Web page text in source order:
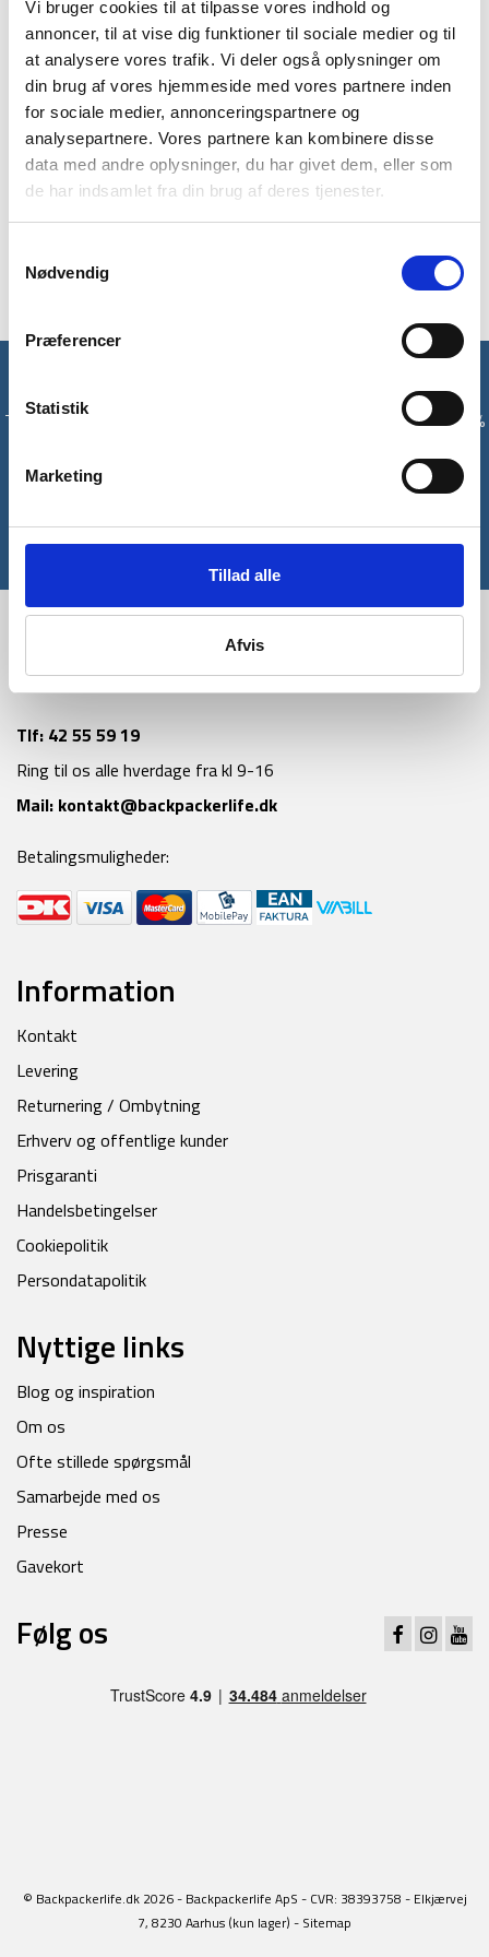
Vi bruger cookies til at tilpasse vores indhold og
annoncer, til at vise dig funktioner til sociale medier og til
at analysere vores trafik. Vi deler også oplysninger om
din brug af vores hjemmeside med vores partnere inden
for sociale medier, annonceringspartnere og
analysepartnere. Vores partnere kan kombinere disse
data med andre oplysninger, du har givet dem, eller som
de har indsamlet fra din brug af deres tjenester.
Nødvendig
Præferencer
Statistik
Marketing
Tillad alle
Afvis
For at indstille din egen kode, skal du følge disse 4 steps
Startkoden er 0-0-0. Indstil denne kode og åben låsen.
Drej låsen 90 grader mod uret, tryk låsen ned, og drej låsen
yderligere 90 grader mod uret.
Indstil den ønskede kode (og husk den!).
Drej låsen tilbage til udgangspunktet (180 grader med
uret). Hermed er låsen indstillet og fungerer med din nye
kode.
Vil du ændre koden senere, skal du blot følge de 4 steps igen.
Tilmeld dig vores nyhedsbrev og modtag med det samme en 10%
Tlf: 42 55 59 19
Ring til os alle hverdage fra kl 9-16
Mail: kontakt@backpackerlife.dk
Betalingsmuligheder:
Information
Kontakt
Levering
Returnering / Ombytning
Erhverv og offentlige kunder
Prisgaranti
Handelsbetingelser
Cookiepolitik
Persondatapolitik
Nyttige links
Blog og inspiration
Om os
Ofte stillede spørgsmål
Samarbejde med os
Presse
Gavekort
Følg os
© Backpackerlife.dk 2026 - Backpackerlife ApS - CVR: 38393758 - Elkjærvej
7, 8230 Aarhus (kun lager) - Sitemap